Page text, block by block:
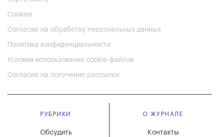
Cookies
Согласие на обработку персональных данных
Политика конфиденциальности
Условия использования cookie-файлов
Согласие на получение рассылки
РУБРИКИ
Обсудить
О ЖУРНАЛЕ
Контакты